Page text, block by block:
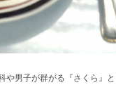
男子が群がる『さくら』と